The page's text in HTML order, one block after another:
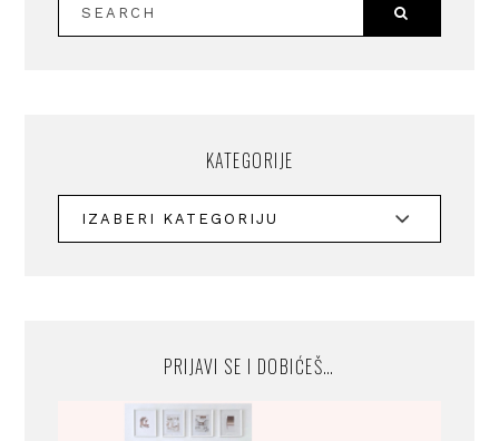
KATEGORIJE
PRIJAVI SE I DOBIĆEŠ…